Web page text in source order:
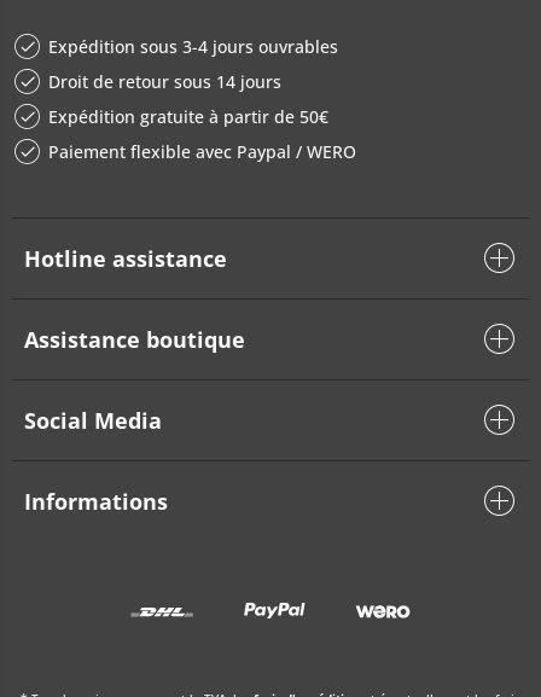
Expédition sous 3-4 jours ouvrables
Droit de retour sous 14 jours
Expédition gratuite à partir de 50€
Paiement flexible avec Paypal / WERO
Hotline assistance
Assistance boutique
Social Media
Informations